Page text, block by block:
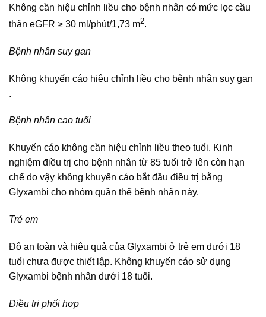
Không cần hiệu chỉnh liều cho bệnh nhân có mức lọc cầu
thận eGFR ≥ 30 ml/phút/1,73 m2.
Bệnh nhân suy gan
Không khuyến cáo hiệu chỉnh liều cho bệnh nhân suy gan
.
Bệnh nhân cao tuổi
Khuyến cáo không cần hiệu chỉnh liều theo tuổi. Kinh
nghiệm điều trị cho bệnh nhân từ 85 tuổi trở lên còn hạn
chế do vậy không khuyến cáo bắt đầu điều trị bằng
Glyxambi cho nhóm quần thể bệnh nhân này.
Trẻ em
Độ an toàn và hiệu quả của Glyxambi ở trẻ em dưới 18
tuổi chưa được thiết lập. Không khuyến cáo sử dụng
Glyxambi bệnh nhân dưới 18 tuổi.
Điều trị phối hợp